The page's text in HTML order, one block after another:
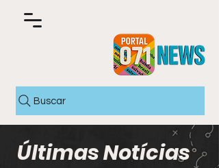
Buscar
Últimas Notícias